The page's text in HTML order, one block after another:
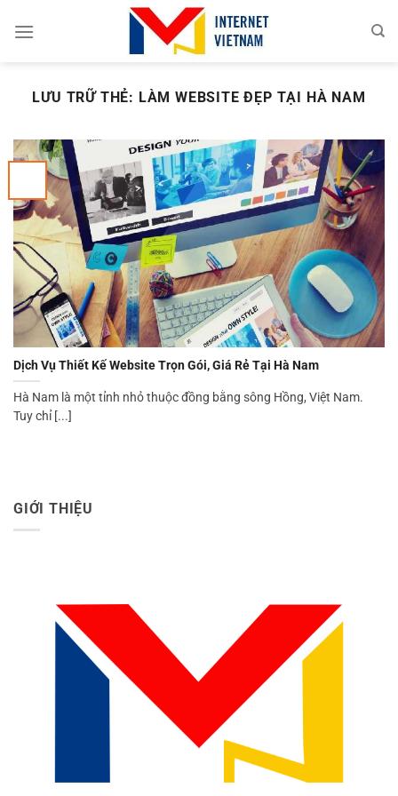
đến
LƯU TRỮ THẺ: LÀM WEBSITE ĐẸP TẠI HÀ NAM
Dịch Vụ Thiết Kế Website Trọn Gói, Giá Rẻ Tại Hà Nam
Hà Nam là một tỉnh nhỏ thuộc đồng bằng sông Hồng, Việt Nam.
Tuy chỉ [...]
GIỚI THIỆU